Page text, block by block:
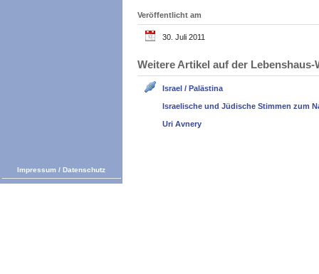
Veröffentlicht am
30. Juli 2011
Weitere Artikel auf der
Israel / Palästina
Israelische und Jüdische Stimmen zum
Uri Avnery
Impressum / Datenschutz